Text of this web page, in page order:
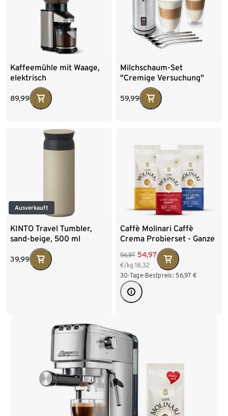
Kaffeemühle mit Waage,
elektrisch
89,99
Milchschaum-Set
"Cremige Versuchung"
59,99
Ausverkauft
KINTO Travel Tumbler,
sand-beige, 500 ml
39,99
Caffè Molinari Caffè
Crema Probierset - Ganze
56,97 54,97
€/kg 18,32
30-Tage-Bestpreis: 56,97 €